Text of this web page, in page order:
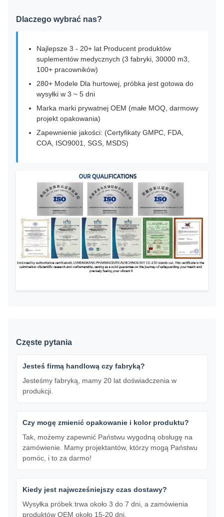
Dlaczego wybrać nas?
Najlepsze 3 - 20+ lat Producent produktów
suplementów medycznych (3 fabryki, 30000 m3,
100+ pracowników)
280+ Modele Dla hurtowej, próbka jest gotowa do
wysyłki w 3 ~ 5 dni
Marka marki prywatnej OEM (małe MOQ, darmowy
projekt opakowania)
Zapewnienie jakości: (Certyfikaty GMPC, FDA,
COA, ISO9001, SGS, MSDS)
Częste pytania
Jesteś firmą handlową czy fabryką?
Jesteśmy fabryką, mamy 20 lat doświadczenia w
produkcji.
Czy mogę zmienić opakowanie i kolor produktu?
Tak, możemy zapewnić Państwu wygodną obsługę na
zamówienie. Mamy projektantów, którzy mogą Państwu
pomóc, i to za darmo!
Kiedy jest najwcześniejszy czas dostawy?
Wysyłka próbek trwa około 3 do 7 dni, a zamówienia
produktów OEM około 15-20 dni.